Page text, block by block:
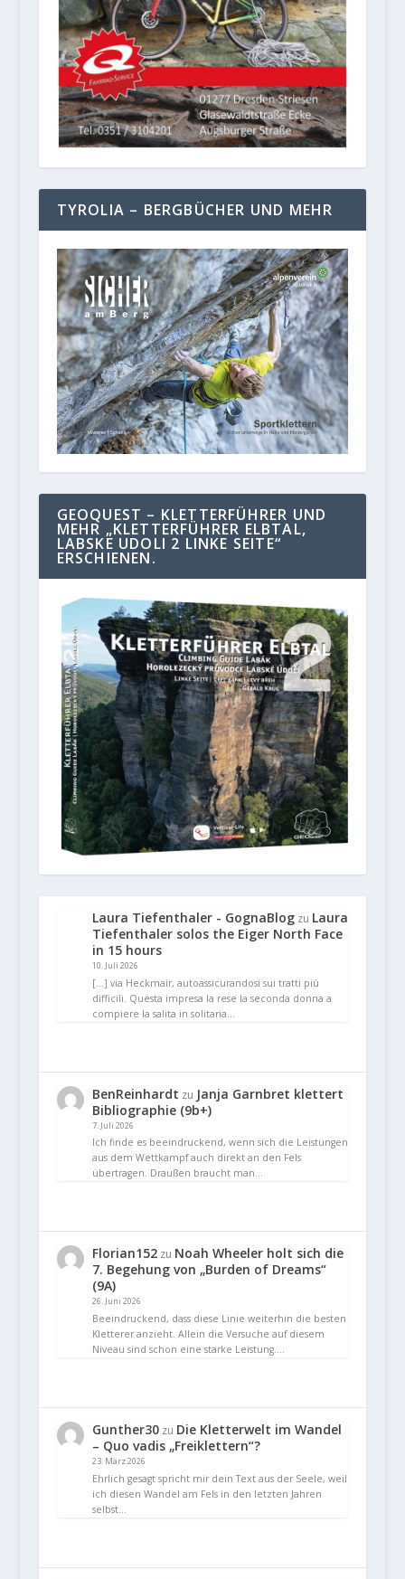
TYROLIA – BERGBÜCHER UND MEHR
GEOQUEST – KLETTERFÜHRER UND
MEHR „KLETTERFÜHRER ELBTAL,
LABSKE UDOLI 2 LINKE SEITE“
ERSCHIENEN.
Laura Tiefenthaler - GognaBlogzu Laura
Tiefenthaler solos the Eiger North Face
in 15 hours
10. Juli 2026
[…] via Heckmair, autoassicurandosi sui tratti più
difficili. Questa impresa la rese la seconda donna a
compiere la salita in solitaria…
BenReinhardt zu Janja Garnbret klettert
Bibliographie (9b+)
7. Juli 2026
Ich finde es beeindruckend, wenn sich die Leistungen
aus dem Wettkampf auch direkt an den Fels
übertragen. Draußen braucht man…
Florian152zu Noah Wheeler holt sich die
7. Begehung von „Burden of Dreams“
(9A)
26. Juni 2026
Beeindruckend, dass diese Linie weiterhin die besten
Kletterer anzieht. Allein die Versuche auf diesem
Niveau sind schon eine starke Leistung.…
Gunther30zu Die Kletterwelt im Wandel
– Quo vadis „Freiklettern“?
23. März 2026
Ehrlich gesagt spricht mir dein Text aus der Seele, weil
ich diesen Wandel am Fels in den letzten Jahren
selbst…